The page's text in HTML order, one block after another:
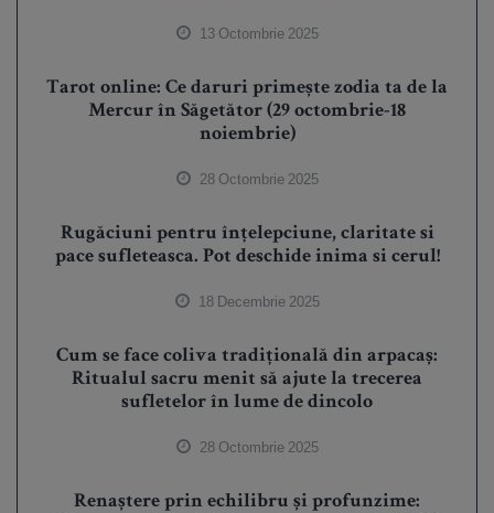
13 Octombrie 2025
Tarot online: Ce daruri primește zodia ta de la
Mercur în Săgetător (29 octombrie-18
noiembrie)
28 Octombrie 2025
Rugăciuni pentru înțelepciune, claritate si
pace sufleteasca. Pot deschide inima si cerul!
18 Decembrie 2025
Cum se face coliva tradițională din arpacaș:
Ritualul sacru menit să ajute la trecerea
sufletelor în lume de dincolo
28 Octombrie 2025
Renaștere prin echilibru și profunzime: